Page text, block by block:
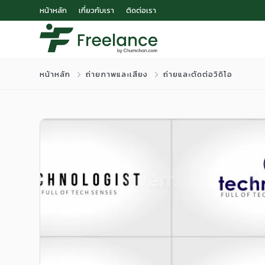
หน้าหลัก เกี่ยวกับเรา ติดต่อเรา
หน้าหลัก ถ่ายภาพและเสียง ถ่ายและตัดต่อวิดิโอ